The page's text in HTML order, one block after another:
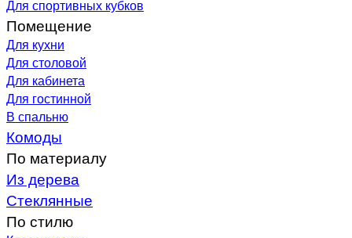
Для спортивных кубков
Помещение
Для кухни
Для столовой
Для кабинета
Для гостинной
В спальню
Комоды
По материалу
Из дерева
Стеклянные
По стилю